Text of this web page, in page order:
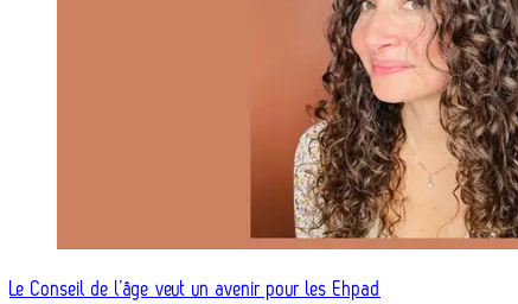
Le Conseil de l’âge veut un avenir pour les Ehpad